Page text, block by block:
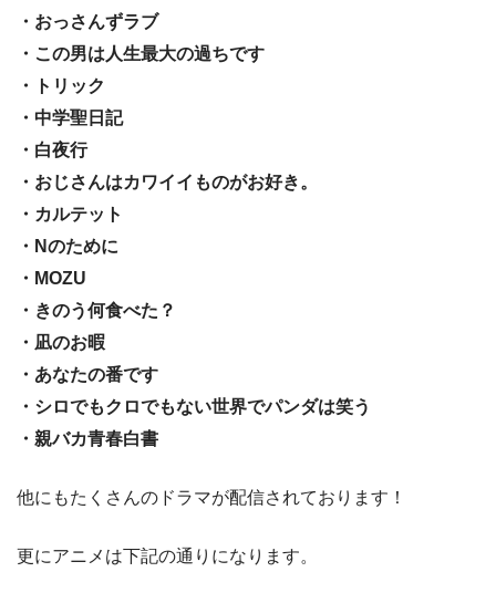
・おっさんずラブ
・この男は人生最大の過ちです
・トリック
・中学聖日記
・白夜行
・おじさんはカワイイものがお好き。
・カルテット
・Nのために
・MOZU
・きのう何食べた？
・凪のお暇
・あなたの番です
・シロでもクロでもない世界でパンダは笑う
・親バカ青春白書
他にもたくさんのドラマが配信されております！
更にアニメは下記の通りになります。